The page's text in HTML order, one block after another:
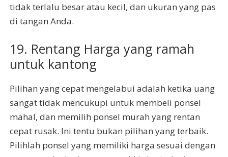
tidak terlalu besar atau kecil, dan ukuran yang pas
di tangan Anda.
19. Rentang Harga yang ramah
untuk kantong
Pilihan yang cepat mengelabui adalah ketika uang
sangat tidak mencukupi untuk membeli ponsel
mahal, dan memilih ponsel murah yang rentan
cepat rusak. Ini tentu bukan pilihan yang terbaik.
Pilihlah ponsel yang memiliki harga sesuai dengan